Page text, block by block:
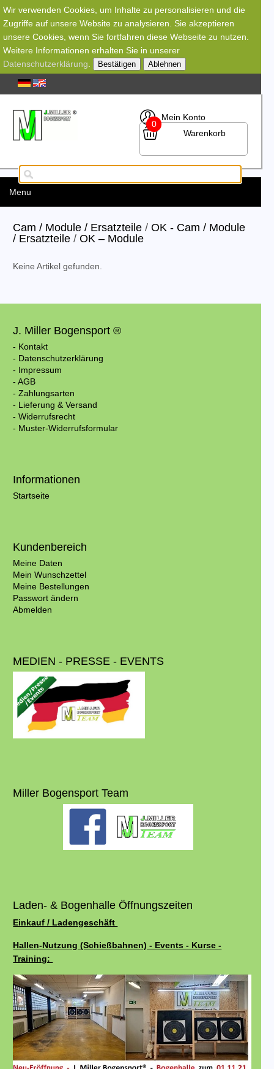
Wir verwenden Cookies, um Inhalte zu personalisieren und die
Zugriffe auf unsere Website zu analysieren. Sie akzeptieren
unsere Cookies, wenn Sie fortfahren diese Webseite zu nutzen.
Weitere Informationen erhalten Sie in unserer
Datenschutzerklärung
Bestätigen Ablehnen
Mein Konto
0
Warenkorb
Menu
Cam / Module / Ersatzteile /OK - Cam / Module
/ Ersatzteile /OK – Module
Keine Artikel gefunden.
J. Miller Bogensport ®
- Kontakt
- Datenschutzerklärung
- Impressum
- AGB
- Zahlungsarten
- Lieferung & Versand
- Widerrufsrecht
- Muster-Widerrufsformular
Informationen
Startseite
Kundenbereich
Meine Daten
Mein Wunschzettel
Meine Bestellungen
Passwort ändern
Abmelden
MEDIEN - PRESSE - EVENTS
Miller Bogensport Team
Laden- & Bogenhalle Öffnungszeiten
Einkauf / Ladengeschäft
Hallen-Nutzung (Schießbahnen) - Events - Kurse -
Training: